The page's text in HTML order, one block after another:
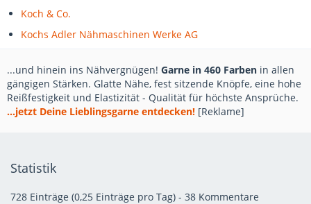
Koch & Co.
Kochs Adler Nähmaschinen Werke AG
...und hinein ins Nähvergnügen! Garne in 460 Farben in allen
gängigen Stärken. Glatte Nähe, fest sitzende Knöpfe, eine hohe
Reißfestigkeit und Elastizität - Qualität für höchste Ansprüche.
...jetzt Deine Lieblingsgarne entdecken! [Reklame]
Statistik
728 Einträge (0,25 Einträge pro Tag) - 38 Kommentare